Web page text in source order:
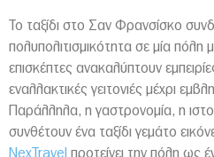
Το ταξίδι στο Σαν Φρανσίσκο
πολυπολιτισμικότητα σε μία πόλη
επισκέπτες ανακαλύπτουν
εναλλακτικές γειτονιές μέχρι
Παράλληλα, η γαστρονομία, η
συνθέτουν ένα ταξίδι γεμάτο
NexTravel προτείνει την πόλη ως